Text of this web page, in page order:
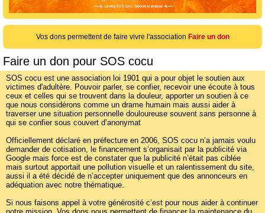
e
r
c
h
e
r
Vos dons permettent de faire vivre l'association Faire un don
Faire un don pour SOS cocu
SOS cocu est une association loi 1901 qui a pour objet le soutien aux
victimes d'adultère. Pouvoir parler, se confier, recevoir une écoute à tous
ceux et celles qui se trouvent dans la douleur, apporter un soutien à ce
que nous considérons comme un drame humain mais aussi aider à
traverser une situation personnelle douloureuse souvent sans personne à
qui se confier sous couvert d’anonymat
Officiellement déclaré en préfecture en 2006, SOS cocu n’a jamais voulu
demander de cotisation, le financement s’organisait par la publicité via
Google mais force est de constater que la publicité n’était pas ciblée
mais surtout apportait une pollution visuelle et un ralentissement du site,
aussi il a été décidé de n’accepter uniquement que des annonceurs en
adéquation avec notre thématique.
Si nous faisons appel à votre générosité c’est pour nous aider à continuer